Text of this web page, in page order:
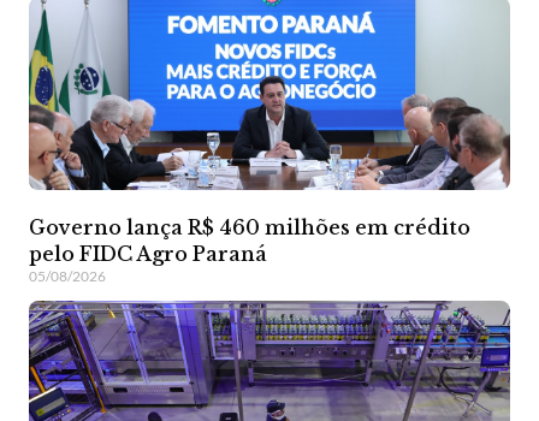
Governo lança R$ 460 milhões em crédito
pelo FIDC Agro Paraná
05/08/2026